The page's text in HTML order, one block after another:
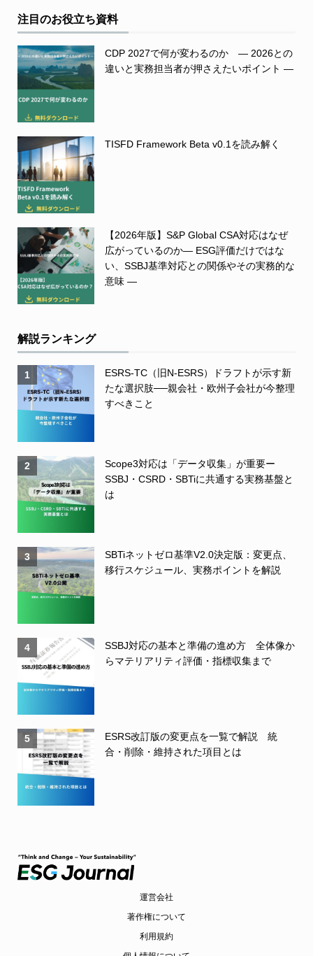
注目のお役立ち資料
CDP 2027で何が変わるのか ― 2026との
違いと実務担当者が押さえたいポイント ―
TISFD Framework Beta v0.1を読み解く
【2026年版】S&P Global CSA対応はなぜ
広がっているのか― ESG評価だけではな
い、SSBJ基準対応との関係やその実務的な
意味 ―
解説ランキング
1
ESRS-TC（旧N-ESRS）ドラフトが示す新
たな選択肢──親会社・欧州子会社が今整理
すべきこと
2
Scope3対応は「データ収集」が重要ー
SSBJ・CSRD・SBTiに共通する実務基盤と
は
3
SBTiネットゼロ基準V2.0決定版：変更点、
移行スケジュール、実務ポイントを解説
4
SSBJ対応の基本と準備の進め方 全体像か
らマテリアリティ評価・指標収集まで
5
ESRS改訂版の変更点を一覧で解説 統
合・削除・維持された項目とは
運営会社
著作権について
利用規約